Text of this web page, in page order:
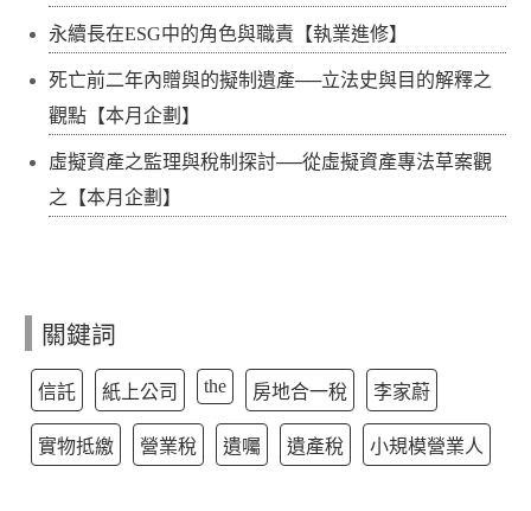
永續長在ESG中的角色與職責【執業進修】
死亡前二年內贈與的擬制遺產──立法史與目的解釋之
觀點【本月企劃】
虛擬資產之監理與稅制探討──從虛擬資產專法草案觀
之【本月企劃】
關鍵詞
信託 紙上公司 the 房地合一稅 李家蔚
實物抵繳 營業稅 遺囑 遺產稅 小規模營業人